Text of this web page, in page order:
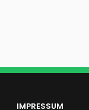
IMPRESSUM